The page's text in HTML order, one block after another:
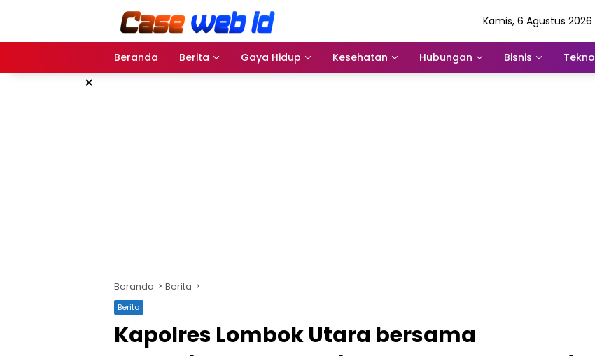
Kamis, 6 Agustus 2026
Beranda Berita Gaya Hidup Kesehatan Hubungan Bisnis Tekno
×
Beranda Berita
Berita
Kapolres Lombok Utara bersama